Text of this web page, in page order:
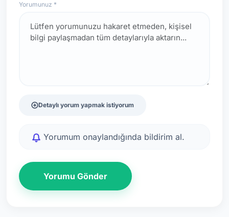
Yorumunuz *
Detaylı yorum yapmak istiyorum
Yorumum onaylandığında bildirim al.
Yorumu Gönder